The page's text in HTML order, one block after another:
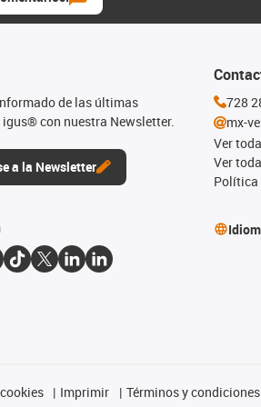
de las últimas
igus® con nuestra Newsletter.
a la Newsletter
728
mx-
Ver
Ver
Política
Imprimir Términos y condiciones